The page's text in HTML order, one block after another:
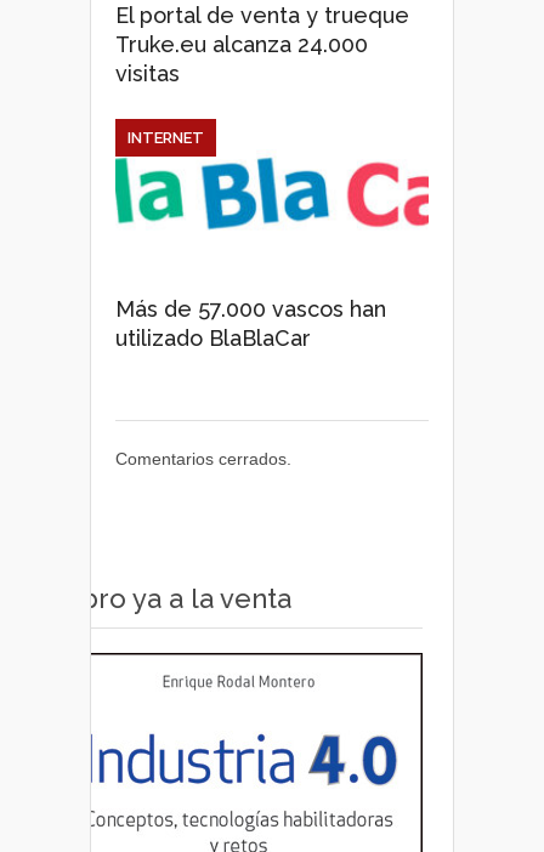
El portal de venta y trueque
Truke.eu alcanza 24.000
visitas
Más de 57.000 vascos han
utilizado BlaBlaCar
INTERNET
Comentarios cerrados.
Libro ya a la venta